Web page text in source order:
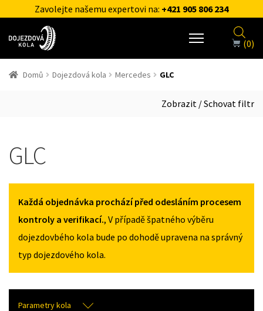
Zavolejte našemu expertovi na: +421 905 806 234
(0)
Domů Dojezdová kola Mercedes GLC
Zobrazit / Schovat filtr
GLC
Každá objednávka prochází před odesláním procesem
kontroly a verifikací., V případě špatného výběru
dojezdovbého kola bude po dohodě upravena na správný
typ dojezdového kola.
Parametry kola